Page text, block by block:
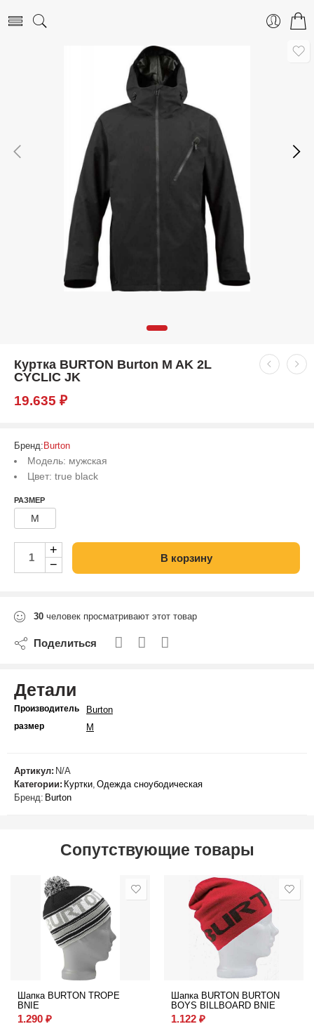
Куртка BURTON Burton M AK 2L
CYCLIC JK
19.635 ₽
Бренд: Burton
Модель: мужская
Цвет: true black
РАЗМЕР
M
+
−
В корзину
30 человек просматривают этот товар
Поделиться
Детали
Производитель Burton
размер M
Артикул: N/A
Категории: Куртки, Одежда сноубодическая
Бренд: Burton
Сопутствующие товары
Шапка BURTON TROPE
BNIE
1.290 ₽
Шапка BURTON BURTON
BOYS BILLBOARD BNIE
1.122 ₽